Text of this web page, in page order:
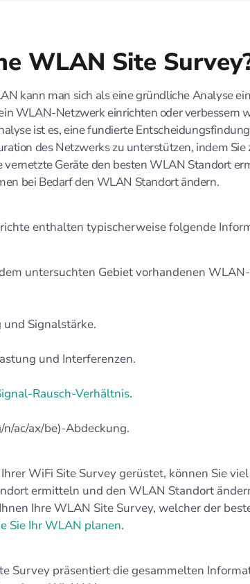
WLAN Site
kann man sich als eine gründliche Analyse
WLAN-Netzwerk einrichten oder verbessern
ist es, eine fundierte
des Netzwerks zu unterstützen, indem Sie
vernetzte Geräte den besten WLAN Standort
bei Bedarf den WLAN Standort ändern.
enthalten typischerweise folgende
untersuchten Gebiet vorhandenen WLAN-
Signalstärke.
und Interferenzen.
Rausch-Verhältnis.
n/ac/ax/be)-Abdeckung.
WiFi Site Survey gerüstet, können Sie
ermitteln und den WLAN Standort
Ihre WLAN Site Survey, welcher der
Sie Ihr WLAN planen.
Survey präsentiert die gesammelten